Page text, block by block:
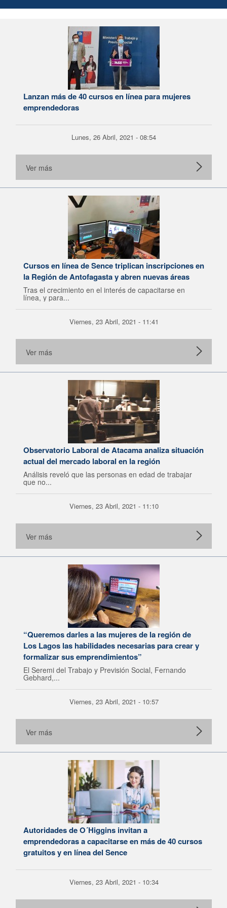
Lanzan más de 40 cursos en línea para mujeres
emprendedoras
Lunes, 26 Abril, 2021 - 08:54
Ver más
Cursos en línea de Sence triplican inscripciones en
la Región de Antofagasta y abren nuevas áreas
Tras el crecimiento en el interés de capacitarse en
línea, y para...
Viernes, 23 Abril, 2021 - 11:41
Ver más
Observatorio Laboral de Atacama analiza situación
actual del mercado laboral en la región
Análisis reveló que las personas en edad de trabajar
que no...
Viernes, 23 Abril, 2021 - 11:10
Ver más
“Queremos darles a las mujeres de la región de
Los Lagos las habilidades necesarias para crear y
formalizar sus emprendimientos”
El Seremi del Trabajo y Previsión Social, Fernando
Gebhard,...
Viernes, 23 Abril, 2021 - 10:57
Ver más
Autoridades de O´Higgins invitan a
emprendedoras a capacitarse en más de 40 cursos
gratuitos y en línea del Sence
Viernes, 23 Abril, 2021 - 10:34